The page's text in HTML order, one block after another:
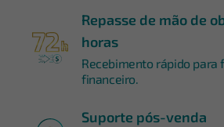
Repasse de mão de
horas
Recebimento rápido
financeiro.
Suporte pós-venda